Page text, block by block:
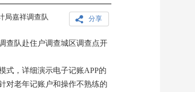
局嘉祥调查队 分享
查队赴住户调查城区调查点开
式，详细演示电子记账APP的
对老年记账户和操作不熟练的